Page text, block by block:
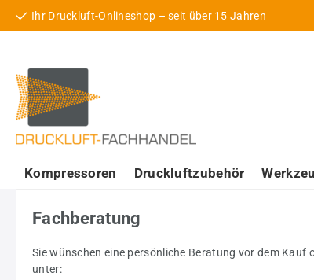
Hauptinhalt springen
Zur Suche springen
Zur Hauptnavigation springen
Ihr Druckluft-Onlineshop – seit über 15 Jahren
Kompressoren Druckluftzubehör
Fachberatung
Sie wünschen eine persönliche Beratung vor dem Kauf
unter: